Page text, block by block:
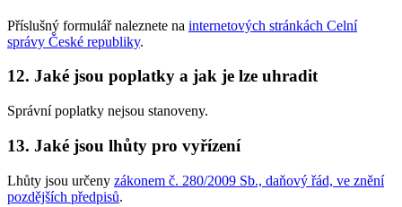
Příslušný formulář naleznete na internetových stránkách Celní
správy České republiky.
12. Jaké jsou poplatky a jak je lze uhradit
Správní poplatky nejsou stanoveny.
13. Jaké jsou lhůty pro vyřízení
Lhůty jsou určeny zákonem č. 280/2009 Sb., daňový řád, ve znění
pozdějších předpisů.